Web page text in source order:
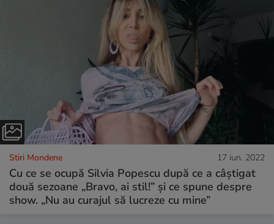
Stiri Mondene 17 iun. 2022
Cu ce se ocupă Silvia Popescu după ce a câștigat
două sezoane „Bravo, ai stil!” și ce spune despre
show. „Nu au curajul să lucreze cu mine”